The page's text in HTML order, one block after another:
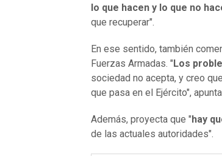
lo que hacen y lo que no
que recuperar".
En ese sentido, también
Fuerzas Armadas. " Los
sociedad no acepta, y creo
que pasa en el Ejército",
Además, proyecta que " hay
de las actuales autoridades".